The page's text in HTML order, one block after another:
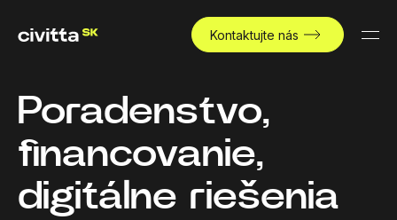
Kontaktujte nás
Poradenstvo,
financovanie,
digitálne riešenia